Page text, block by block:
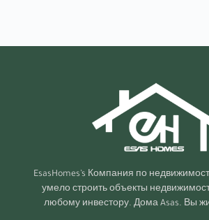
EsasHomes’s Компания по
умело строить объекты
любому инвестору. Дома Asas. Вы